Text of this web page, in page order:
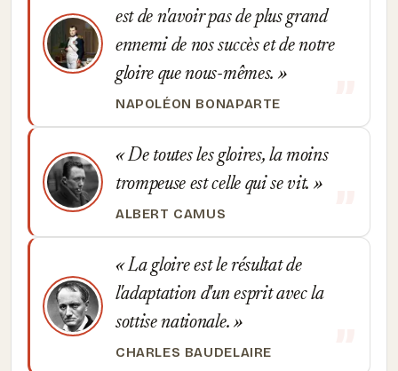
est de n'avoir pas de plus grand
ennemi de nos succès et de notre
gloire que nous-mêmes.
NAPOLÉON BONAPARTE
De toutes les gloires, la moins
trompeuse est celle qui se vit.
ALBERT CAMUS
La gloire est le résultat de
l'adaptation d'un esprit avec la
sottise nationale.
CHARLES BAUDELAIRE